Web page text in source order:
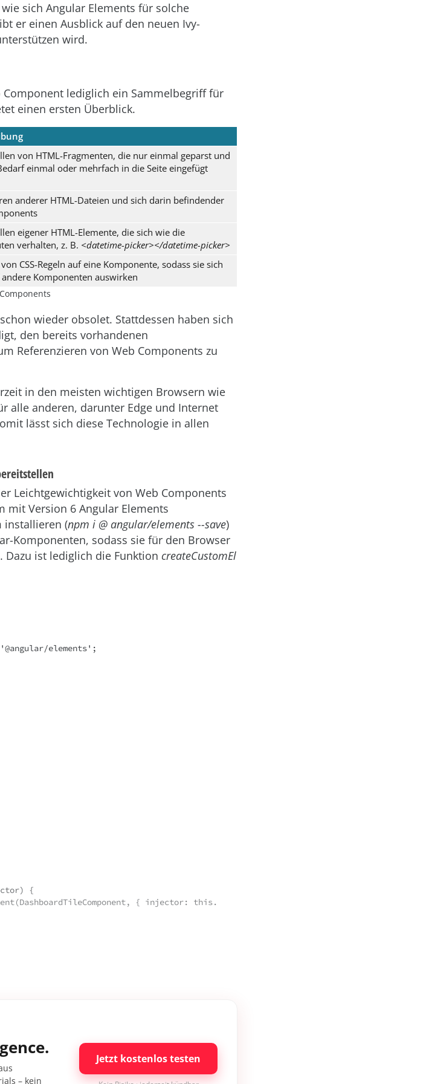
sich Angular Elements für solche
er einen Ausblick auf den neuen Ivy-
wird.
lediglich ein Sammelbegriff für
einen ersten Überblick.
von HTML-Fragmenten, die nur einmal geparst und
einmal oder mehrfach in die Seite eingefügt
anderer HTML-Dateien und sich darin befindender
eigener HTML-Elemente, die sich wie die
verhalten, z. B. <datetime-picker></datetime-picker>
CSS-Regeln auf eine Komponente, sodass sie sich
Komponenten auswirken
wieder obsolet. Stattdessen haben sich
den bereits vorhandenen
Referenzieren von Web Components zu
in den meisten wichtigen Browsern wie
alle anderen, darunter Edge und Internet
lässt sich diese Technologie in allen
Leichtgewichtigkeit von Web Components
mit Version 6 Angular Elements
installieren (npm i @ angular/elements --save)
Komponenten, sodass sie für den Browser
Dazu ist lediglich die Funktion createCustomEl
elements';
– kein
Jetzt kostenlos testen